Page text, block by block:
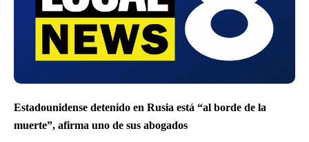
Estadounidense detenido en Rusia está “al borde de la
muerte”, afirma uno de sus abogados